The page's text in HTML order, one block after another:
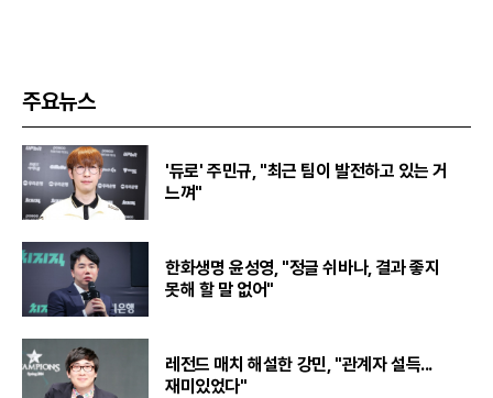
주요뉴스
'듀로' 주민규, "최근 팀이 발전하고 있는 거
느껴"
한화생명 윤성영, "정글 쉬바나, 결과 좋지
못해 할 말 없어"
레전드 매치 해설한 강민, "관계자 설득...
재미있었다"